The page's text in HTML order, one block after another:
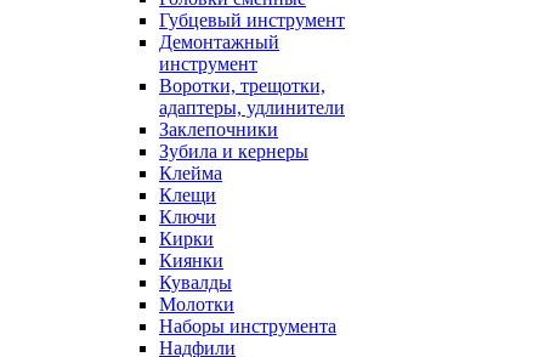
Губцевый инструмент
Демонтажный
инструмент
Воротки, трещотки,
адаптеры, удлинители
Заклепочники
Зубила и кернеры
Клейма
Клещи
Ключи
Кирки
Киянки
Кувалды
Молотки
Наборы инструмента
Надфили